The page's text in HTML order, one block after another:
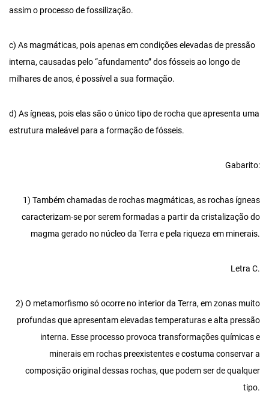
assim o processo de fossilização.
c) As magmáticas, pois apenas em condições elevadas de pressão
interna, causadas pelo “afundamento” dos fósseis ao longo de
milhares de anos, é possível a sua formação.
d) As ígneas, pois elas são o único tipo de rocha que apresenta uma
estrutura maleável para a formação de fósseis.
Gabarito:
1) Também chamadas de rochas magmáticas, as rochas ígneas
caracterizam-se por serem formadas a partir da cristalização do
magma gerado no núcleo da Terra e pela riqueza em minerais.
Letra C.
2) O metamorfismo só ocorre no interior da Terra, em zonas muito
profundas que apresentam elevadas temperaturas e alta pressão
interna. Esse processo provoca transformações químicas e
minerais em rochas preexistentes e costuma conservar a
composição original dessas rochas, que podem ser de qualquer
tipo.